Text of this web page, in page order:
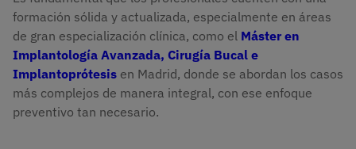
formación sólida y actualizada, especialmente en áreas
de gran especialización clínica, como el Máster en
Implantología Avanzada, Cirugía Bucal e
Implantoprótesis en Madrid, donde se abordan los casos
más complejos de manera integral, con ese enfoque
preventivo tan necesario.